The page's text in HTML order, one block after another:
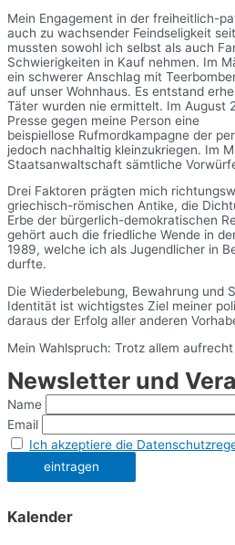
Mein Engagement in der freiheitlich-
auch zu wachsender Feindseligkeit
mussten sowohl ich selbst als auch
Schwierigkeiten in Kauf nehmen. Im
ein schwerer Anschlag mit
auf unser Wohnhaus. Es entstand
Täter wurden nie ermittelt. Im August
Presse gegen meine Person eine
beispiellose Rufmordkampagne der
jedoch nachhaltig kleinzukriegen. Im
Staatsanwaltschaft sämtliche
Drei Faktoren prägten mich
griechisch-römischen Antike, die
Erbe der bürgerlich-demokratischen
gehört auch die friedliche Wende in
1989, welche ich als Jugendlicher in
durfte.
Die Wiederbelebung, Bewahrung und
Identität ist wichtigstes Ziel meiner
daraus der Erfolg aller anderen
Mein Wahlspruch: Trotz allem aufrecht
Newsletter und
Name
Email
Ich akzeptiere die
Kalender